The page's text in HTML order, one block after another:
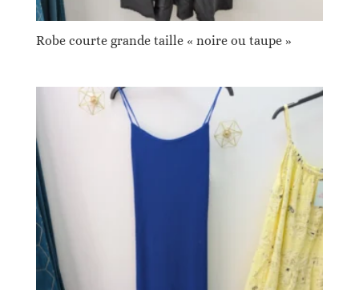
Robe courte grande taille « noire ou taupe »